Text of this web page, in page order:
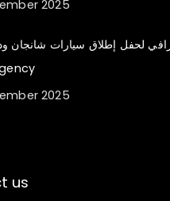
2025
لحفل إطلاق سيارات شانجان
2025
us